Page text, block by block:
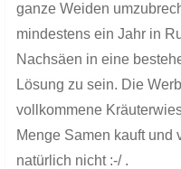
ganze Weiden
mindestens ein Jahr in
Nachsäen in eine
Lösung zu sein. Die
vollkommene
Menge Samen kauft und
natürlich nicht :-/ .